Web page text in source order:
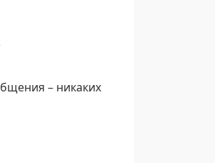
– никаких